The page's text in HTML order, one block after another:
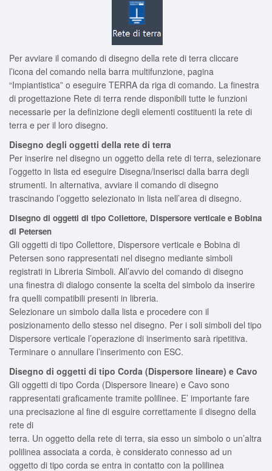
Per avviare il comando di disegno della rete di terra cliccare
l’icona del comando nella barra multifunzione, pagina
“Impiantistica” o eseguire TERRA da riga di comando. La finestra
di progettazione Rete di terra rende disponibili tutte le funzioni
necessarie per la definizione degli elementi costituenti la rete di
terra e per il loro disegno.
Disegno degli oggetti della rete di terra
Per inserire nel disegno un oggetto della rete di terra, selezionare
l’oggetto in lista ed eseguire Disegna/Inserisci dalla barra degli
strumenti. In alternativa, avviare il comando di disegno
trascinando l’oggetto selezionato in lista nell’area di disegno.
Disegno di oggetti di tipo Collettore, Dispersore verticale e Bobina
di Petersen
Gli oggetti di tipo Collettore, Dispersore verticale e Bobina di
Petersen sono rappresentati nel disegno mediante simboli
registrati in Libreria Simboli. All’avvio del comando di disegno
una finestra di dialogo consente la scelta del simbolo da inserire
fra quelli compatibili presenti in libreria.
Selezionare un simbolo dalla lista e procedere con il
posizionamento dello stesso nel disegno. Per i soli simboli del tipo
Dispersore verticale l’operazione di inserimento sarà ripetitiva.
Terminare o annullare l’inserimento con ESC.
Disegno di oggetti di tipo Corda (Dispersore lineare) e Cavo
Gli oggetti di tipo Corda (Dispersore lineare) e Cavo sono
rappresentati graficamente tramite polilinee. E’ importante fare
una precisazione al fine di esguire correttamente il disegno della
rete di
terra. Un oggetto della rete di terra, sia esso un simbolo o un’altra
polilinea associata a corda, è considerato connesso ad un
oggetto di tipo corda se entra in contatto con la polilinea